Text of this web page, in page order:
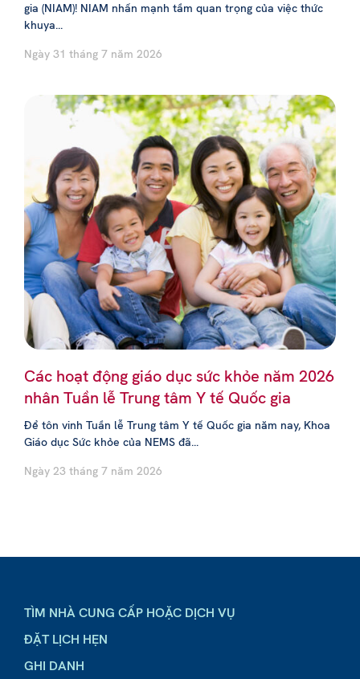
gia (NIAM)! NIAM nhấn mạnh tầm quan trọng của việc thức
khuya...
Ngày 31 tháng 7 năm 2026
Các hoạt động giáo dục sức khỏe năm 2026
nhân Tuần lễ Trung tâm Y tế Quốc gia
Để tôn vinh Tuần lễ Trung tâm Y tế Quốc gia năm nay, Khoa
Giáo dục Sức khỏe của NEMS đã...
Ngày 23 tháng 7 năm 2026
TÌM NHÀ CUNG CẤP HOẶC DỊCH VỤ
ĐẶT LỊCH HẸN
GHI DANH